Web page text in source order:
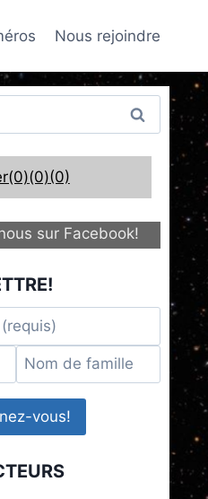
Nous rejoindre
(0)(0)
sur Facebook!